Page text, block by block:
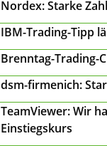
Nordex: Starke
IBM-Trading-Tipp
Brenntag-Trading-
dsm-firmenich:
TeamViewer: Wir
Einstiegskurs